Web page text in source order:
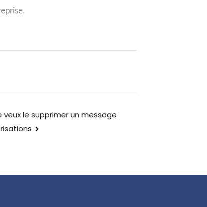
veux le supprimer un message